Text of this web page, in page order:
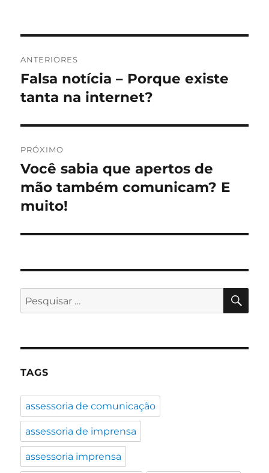
de
Post
ANTERIORES
Post
anterior:
Falsa notícia – Porque existe
tanta na internet?
PRÓXIMO
Próximo
post:
Você sabia que apertos de
mão também comunicam? E
muito!
Pesquisar
por:
TAGS
assessoria de comunicação
assessoria de imprensa
assessoria imprensa